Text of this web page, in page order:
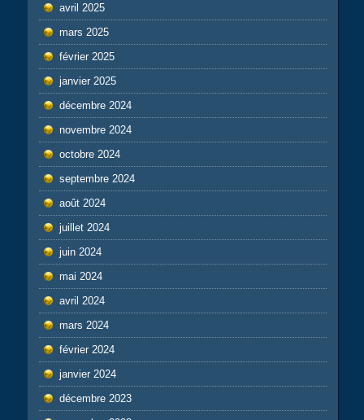
avril 2025
mars 2025
février 2025
janvier 2025
décembre 2024
novembre 2024
octobre 2024
septembre 2024
août 2024
juillet 2024
juin 2024
mai 2024
avril 2024
mars 2024
février 2024
janvier 2024
décembre 2023